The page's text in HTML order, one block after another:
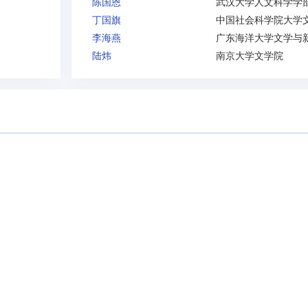
丁国旗
李海燕
陆炜
南京大学文学院